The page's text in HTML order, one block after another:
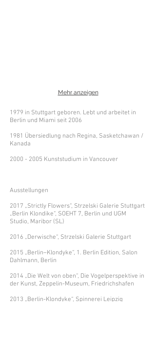
Mehr anzeigen
1979 in Stuttgart geboren. Lebt und arbeitet in
Berlin und Miami seit 2006
1981 Übersiedlung nach Regina, Sasketchawan /
Kanada
2000 - 2005 Kunststudium in Vancouver
Ausstellungen
2017 „Strictly Flowers“, Strzelski Galerie Stuttgart
„Berlin Klondike“, SOEHT 7, Berlin und UGM
Studio, Maribor (SL)
2016 „Derwische“, Strzelski Galerie Stuttgart
2015 „Berlin–Klondyke“, 1. Berlin Edition, Salon
Dahlmann, Berlin
2014 „Die Welt von oben“, Die Vogelperspektive in
der Kunst, Zeppelin-Museum, Friedrichshafen
2013 „Berlin-Klondyke“, Spinnerei Leipzig